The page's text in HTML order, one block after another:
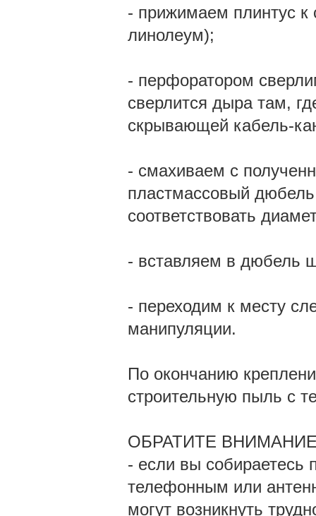
- прижимаем плинтус к
линолеум);
- перфоратором
сверлится дыра там,
скрывающей кабель-
- смахиваем с
пластмассовый
соответствовать
- вставляем в дюбель
- переходим к месту
манипуляции.
По окончанию
строительную пыль с
ОБРАТИТЕ
- если вы собираетесь
телефонным или
могут возникнуть